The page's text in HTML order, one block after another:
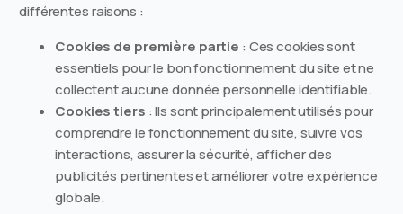
différentes raisons :
Cookies de première partie : Ces cookies sont
essentiels pour le bon fonctionnement du site et ne
collectent aucune donnée personnelle identifiable.
Cookies tiers : Ils sont principalement utilisés pour
comprendre le fonctionnement du site, suivre vos
interactions, assurer la sécurité, afficher des
publicités pertinentes et améliorer votre expérience
globale.